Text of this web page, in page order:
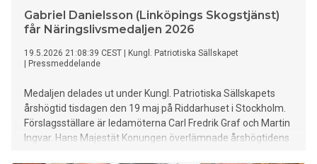
Gabriel Danielsson (Linköpings Skogstjänst)
får Näringslivsmedaljen 2026
19.5.2026 21:08:39 CEST
Kungl. Patriotiska Sällskapet
Pressmeddelande
Medaljen delades ut under Kungl. Patriotiska Sällskapets
årshögtid tisdagen den 19 maj på Riddarhuset i Stockholm.
Förslagsställare är ledamöterna Carl Fredrik Graf och Martin
Ingvar. Hans Majestät Konungen överlämnade årshögtidens